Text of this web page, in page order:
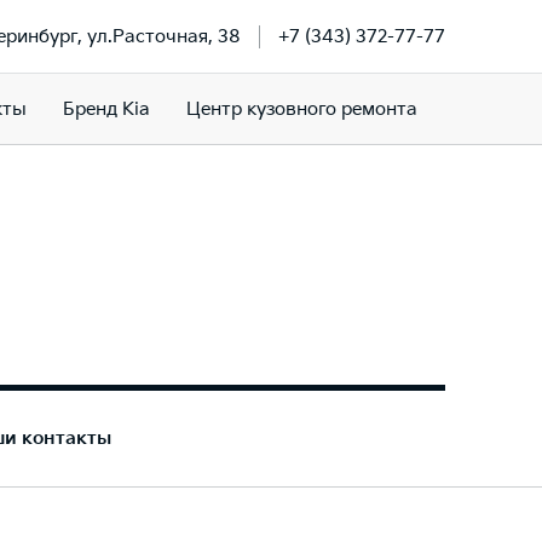
ул.Расточная, 38 +7 (343) 372-77-77
Бренд Kia Центр кузовного ремонта
контакты